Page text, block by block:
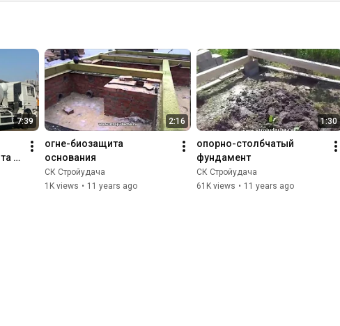
7:39 2:16
огне-биозащита
основания
СК Стройудача
1K views • 11 years ago
1:30
опорно-столбчатый
фундамент
СК Стройудача
61K views • 11 years ago